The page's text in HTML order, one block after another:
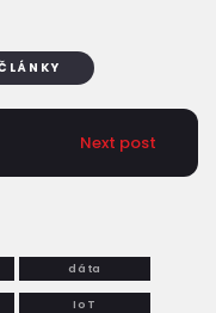
Next post
dáta
IoT